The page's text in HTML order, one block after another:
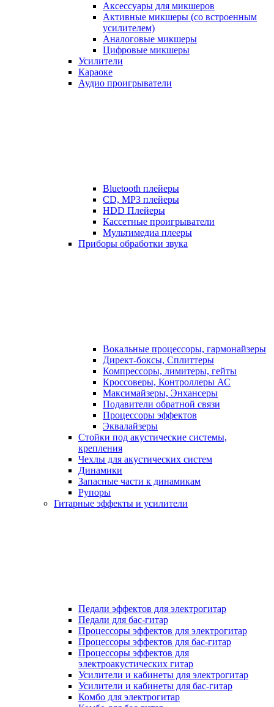
Аксессуары для микшеров
Активные микшеры (со встроенным
усилителем)
Аналоговые микшеры
Цифровые микшеры
Усилители
Караоке
Аудио проигрыватели
Bluetooth плейеры
CD, MP3 плейеры
HDD Плейеры
Кассетные проигрыватели
Мультимедиа плееры
Приборы обработки звука
Вокальные процессоры, гармонайзеры
Директ-боксы, Сплиттеры
Компрессоры, лимитеры, гейты
Кроссоверы, Контроллеры АС
Максимайзеры, Энхансеры
Подавители обратной связи
Процессоры эффектов
Эквалайзеры
Стойки под акустические системы,
крепления
Чехлы для акустических систем
Динамики
Запасные части к динамикам
Рупоры
Гитарные эффекты и усилители
Педали эффектов для электрогитар
Педали для бас-гитар
Процессоры эффектов для электрогитар
Процессоры эффектов для бас-гитар
Процессоры эффектов для
электроакустических гитар
Усилители и кабинеты для электрогитар
Усилители и кабинеты для бас-гитар
Комбо для электрогитар